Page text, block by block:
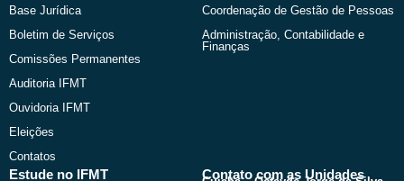
Base Jurídica
Boletim de Serviços
Comissões Permanentes
Auditoria IFMT
Ouvidoria IFMT
Eleições
Contatos
Coordenação de Gestão de Pessoas
Administração, Contabilidade e
Finanças
Estude no IFMT
Contato com as Unidades